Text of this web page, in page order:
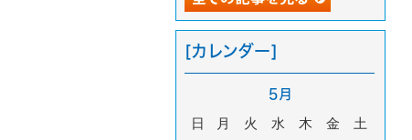
[カレンダー]
5月
日 月 火 水 木 金 土